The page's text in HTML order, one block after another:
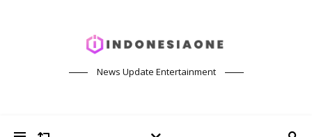
News Update Entertainment